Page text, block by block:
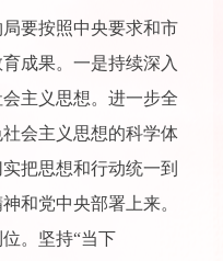
要按照中央要求和市
成果。一是持续深入
主义思想。进一步全
会主义思想的科学体
把思想和行动统一到
和党中央部署上来。
。坚持“当下